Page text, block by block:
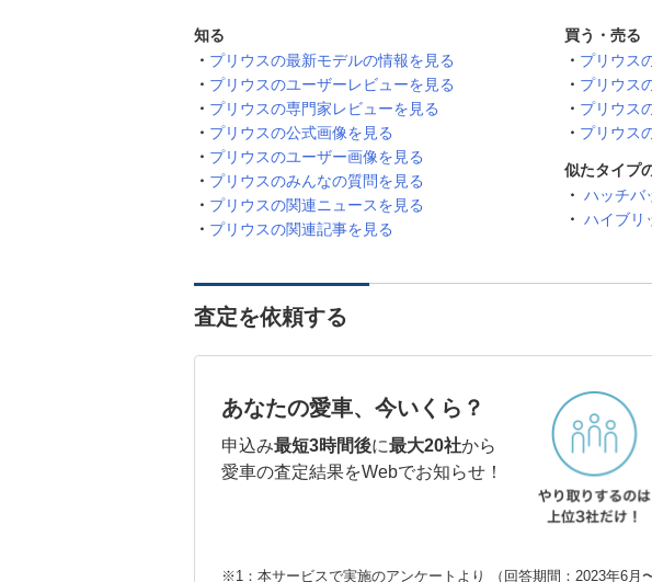
知る
プリウスの最新モデルの情報を見る
プリウスのユーザーレビューを見る
プリウスの専門家レビューを見る
プリウスの公式画像を見る
プリウスのユーザー画像を見る
プリウスのみんなの質問を見る
プリウスの関連ニュースを見る
プリウスの関連記事を見る
買う・売る
プリウス
プリウス
プリウス
プリウス
似たタイプ
ハッチバ
ハイブリ
査定を依頼する
あなたの愛車、今いくら？
申込み最短3時間後に最大20社から
愛車の査定結果をWebでお知らせ！
※1：本サービスで実施のアンケートより （回答期間：2023年6月